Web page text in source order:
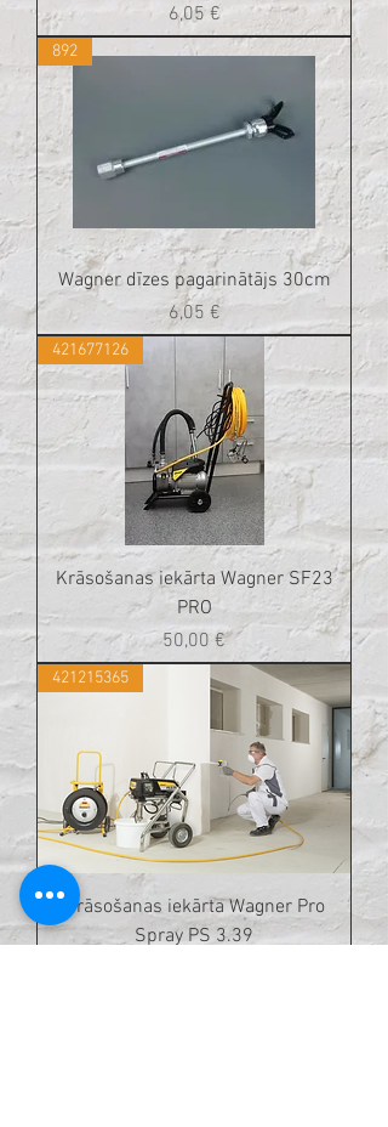
Cena
6,05 €
892
Wagner dīzes pagarinātājs 30cm
Cena
6,05 €
421677126
Krāsošanas iekārta Wagner SF23
PRO
Cena
50,00 €
421215365
Krāsošanas iekārta Wagner Pro
Spray PS 3.39